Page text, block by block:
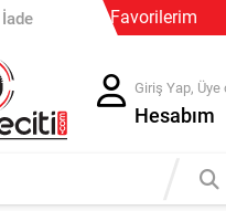
Favorilerim
Giriş Yap, Üye
Hesabım